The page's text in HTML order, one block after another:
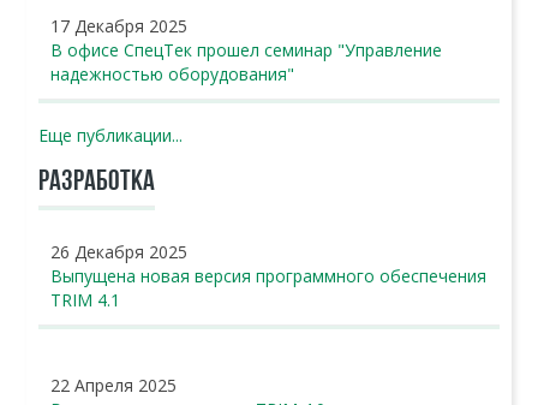
17 Декабря 2025
В офисе СпецТек прошел семинар "Управление
надежностью оборудования"
Еще публикации...
РАЗРАБОТКА
26 Декабря 2025
Выпущена новая версия программного обеспечения
TRIM 4.1
22 Апреля 2025